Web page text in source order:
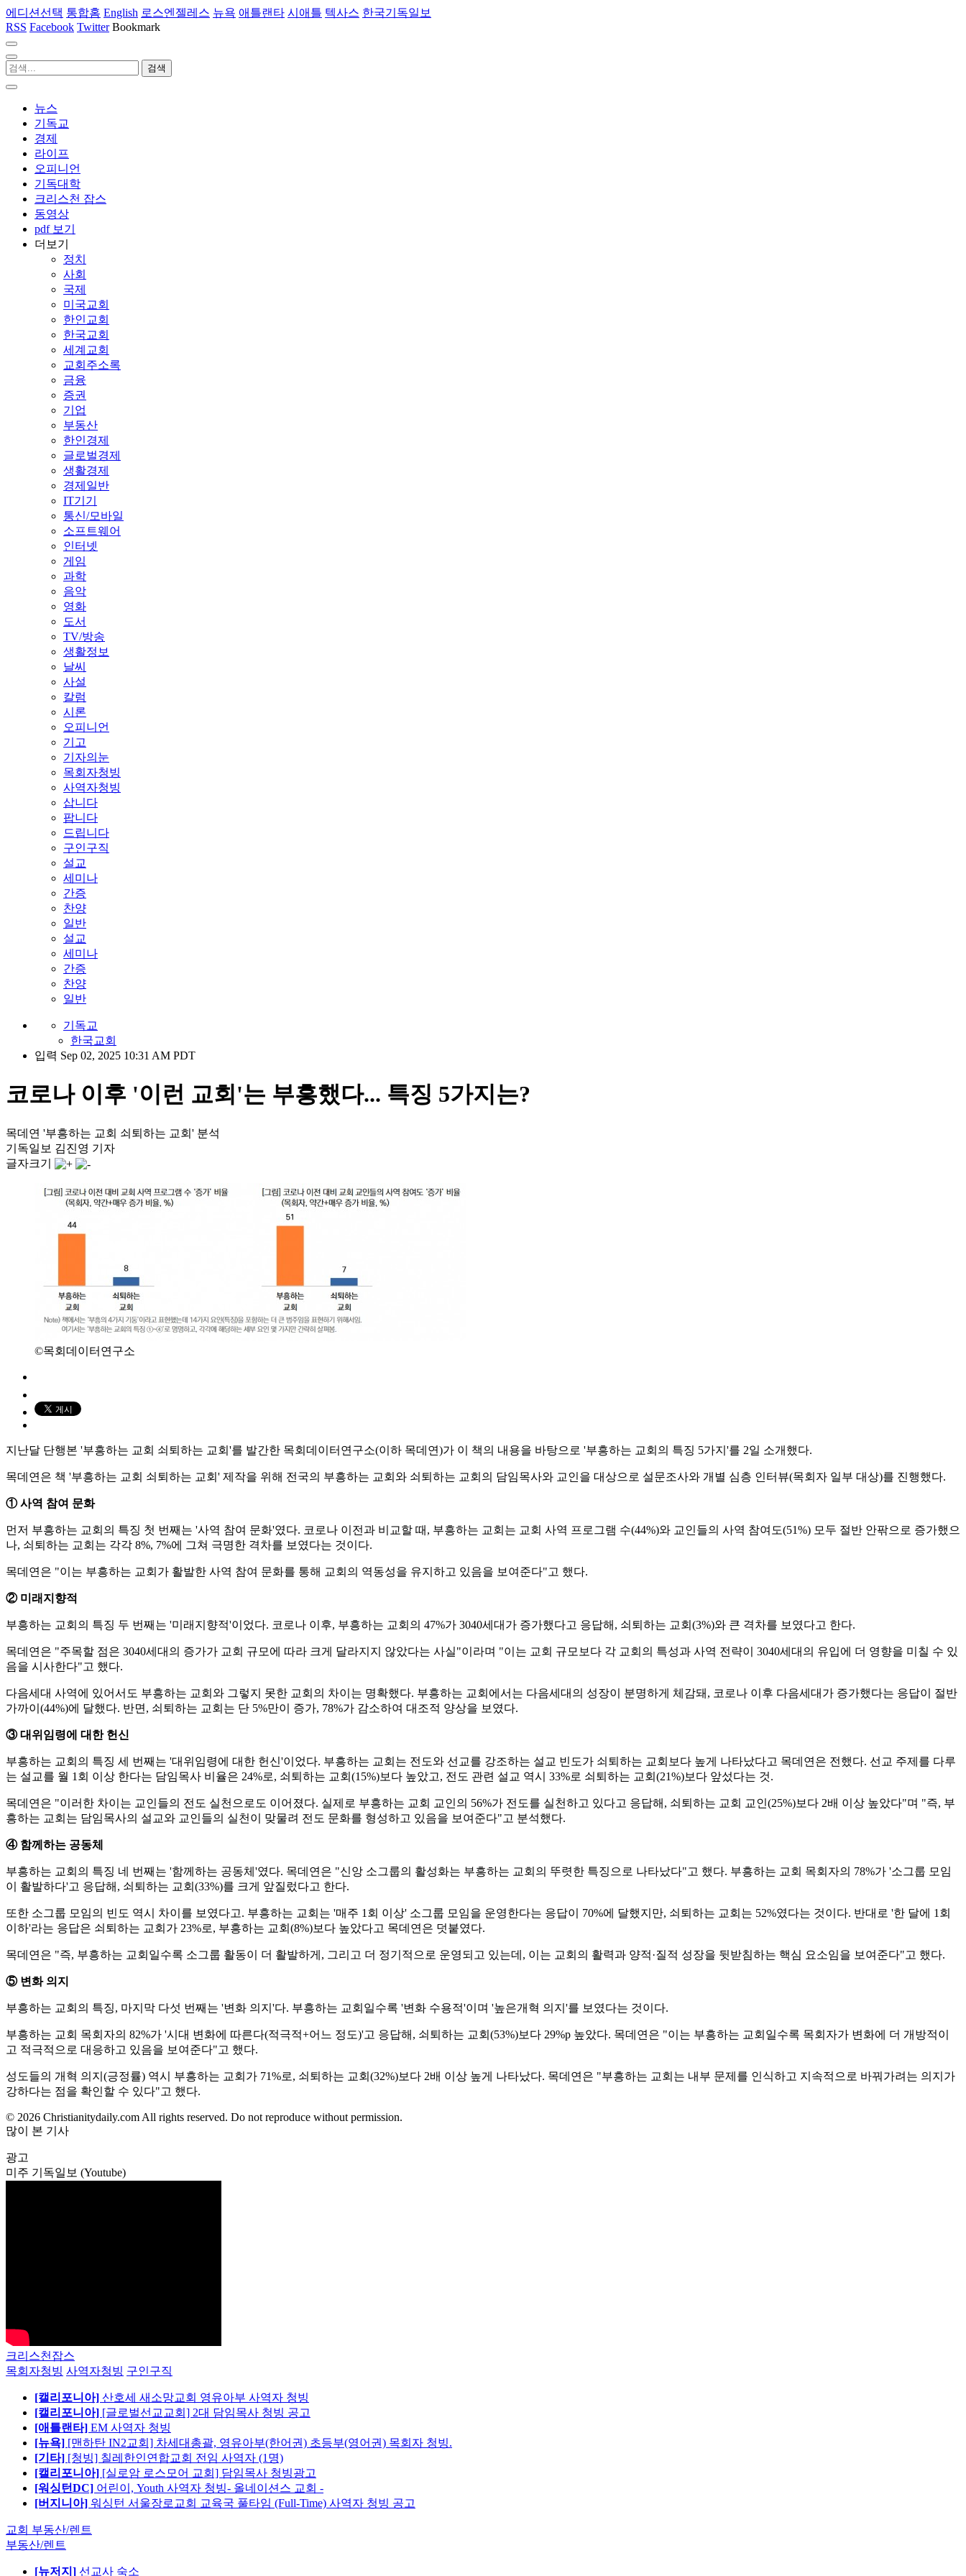
에디션선택 통합홈 English 로스엔젤레스 뉴욕 애틀랜타 시애틀 텍사스 한국기독일보
RSS Facebook Twitter Bookmark
뉴스
기독교
경제
라이프
오피니언
기독대학
크리스천 잡스
동영상
pdf 보기
더보기
정치
사회
국제
미국교회
한인교회
한국교회
세계교회
교회주소록
금융
증권
기업
부동산
한인경제
글로벌경제
생활경제
경제일반
IT기기
통신/모바일
소프트웨어
인터넷
게임
과학
음악
영화
도서
TV/방송
생활정보
날씨
사설
칼럼
시론
오피니언
기고
기자의눈
목회자청빙
사역자청빙
삽니다
팝니다
드립니다
구인구직
설교
세미나
간증
찬양
일반
설교
세미나
간증
찬양
일반
기독교
한국교회
입력 Sep 02, 2025 10:31 AM PDT
코로나 이후 '이런 교회'는 부흥했다... 특징 5가지는?
목데연 '부흥하는 교회 쇠퇴하는 교회' 분석
기독일보 김진영 기자
글자크기
©목회데이터연구소
지난달 단행본 '부흥하는 교회 쇠퇴하는 교회'를 발간한 목회데이터연구소(이하 목데연)가 이 책의 내용을 바탕으로 '부흥하는 교회의 특징 5가지'를 2일 소개했다.
목데연은 책 '부흥하는 교회 쇠퇴하는 교회' 제작을 위해 전국의 부흥하는 교회와 쇠퇴하는 교회의 담임목사와 교인을 대상으로 설문조사와 개별 심층 인터뷰(목회자 일부 대상)를 진행했다.
① 사역 참여 문화
먼저 부흥하는 교회의 특징 첫 번째는 '사역 참여 문화'였다. 코로나 이전과 비교할 때, 부흥하는 교회는 교회 사역 프로그램 수(44%)와 교인들의 사역 참여도(51%) 모두 절반 안팎으로 증가했으
나, 쇠퇴하는 교회는 각각 8%, 7%에 그쳐 극명한 격차를 보였다는 것이다.
목데연은 "이는 부흥하는 교회가 활발한 사역 참여 문화를 통해 교회의 역동성을 유지하고 있음을 보여준다"고 했다.
② 미래지향적
부흥하는 교회의 특징 두 번째는 '미래지향적'이었다. 코로나 이후, 부흥하는 교회의 47%가 3040세대가 증가했다고 응답해, 쇠퇴하는 교회(3%)와 큰 격차를 보였다고 한다.
목데연은 "주목할 점은 3040세대의 증가가 교회 규모에 따라 크게 달라지지 않았다는 사실"이라며 "이는 교회 규모보다 각 교회의 특성과 사역 전략이 3040세대의 유입에 더 영향을 미칠 수 있
음을 시사한다"고 했다.
다음세대 사역에 있어서도 부흥하는 교회와 그렇지 못한 교회의 차이는 명확했다. 부흥하는 교회에서는 다음세대의 성장이 분명하게 체감돼, 코로나 이후 다음세대가 증가했다는 응답이 절반
가까이(44%)에 달했다. 반면, 쇠퇴하는 교회는 단 5%만이 증가, 78%가 감소하여 대조적 양상을 보였다.
③ 대위임령에 대한 헌신
부흥하는 교회의 특징 세 번째는 '대위임령에 대한 헌신'이었다. 부흥하는 교회는 전도와 선교를 강조하는 설교 빈도가 쇠퇴하는 교회보다 높게 나타났다고 목데연은 전했다. 선교 주제를 다루
는 설교를 월 1회 이상 한다는 담임목사 비율은 24%로, 쇠퇴하는 교회(15%)보다 높았고, 전도 관련 설교 역시 33%로 쇠퇴하는 교회(21%)보다 앞섰다는 것.
목데연은 "이러한 차이는 교인들의 전도 실천으로도 이어졌다. 실제로 부흥하는 교회 교인의 56%가 전도를 실천하고 있다고 응답해, 쇠퇴하는 교회 교인(25%)보다 2배 이상 높았다"며 "즉, 부
흥하는 교회는 담임목사의 설교와 교인들의 실천이 맞물려 전도 문화를 형성하고 있음을 보여준다"고 분석했다.
④ 함께하는 공동체
부흥하는 교회의 특징 네 번째는 '함께하는 공동체'였다. 목데연은 "신앙 소그룹의 활성화는 부흥하는 교회의 뚜렷한 특징으로 나타났다"고 했다. 부흥하는 교회 목회자의 78%가 '소그룹 모임
이 활발하다'고 응답해, 쇠퇴하는 교회(33%)를 크게 앞질렀다고 한다.
또한 소그룹 모임의 빈도 역시 차이를 보였다고. 부흥하는 교회는 '매주 1회 이상' 소그룹 모임을 운영한다는 응답이 70%에 달했지만, 쇠퇴하는 교회는 52%였다는 것이다. 반대로 '한 달에 1회
이하'라는 응답은 쇠퇴하는 교회가 23%로, 부흥하는 교회(8%)보다 높았다고 목데연은 덧붙였다.
목데연은 "즉, 부흥하는 교회일수록 소그룹 활동이 더 활발하게, 그리고 더 정기적으로 운영되고 있는데, 이는 교회의 활력과 양적·질적 성장을 뒷받침하는 핵심 요소임을 보여준다"고 했다.
⑤ 변화 의지
부흥하는 교회의 특징, 마지막 다섯 번째는 '변화 의지'다. 부흥하는 교회일수록 '변화 수용적'이며 '높은개혁 의지'를 보였다는 것이다.
부흥하는 교회 목회자의 82%가 '시대 변화에 따른다(적극적+어느 정도)'고 응답해, 쇠퇴하는 교회(53%)보다 29%p 높았다. 목데연은 "이는 부흥하는 교회일수록 목회자가 변화에 더 개방적이
고 적극적으로 대응하고 있음을 보여준다"고 했다.
성도들의 개혁 의지(긍정률) 역시 부흥하는 교회가 71%로, 쇠퇴하는 교회(32%)보다 2배 이상 높게 나타났다. 목데연은 "부흥하는 교회는 내부 문제를 인식하고 지속적으로 바꿔가려는 의지가
강하다는 점을 확인할 수 있다"고 했다.
© 2026 Christianitydaily.com All rights reserved. Do not reproduce without permission.
많이 본 기사
광고
미주 기독일보 (Youtube)
크리스천잡스
목회자청빙 사역자청빙 구인구직
[캘리포니아] 산호세 새소망교회 영유아부 사역자 청빙
[캘리포니아] [글로벌선교교회] 2대 담임목사 청빙 공고
[애틀랜타] EM 사역자 청빙
[뉴욕] [맨하탄 IN2교회] 차세대총괄, 영유아부(한어권) 초등부(영어권) 목회자 청빙.
[기타] [청빙] 칠레한인연합교회 전임 사역자 (1명)
[캘리포니아] [실로암 로스모어 교회] 담임목사 청빙광고
[워싱턴DC] 어린이, Youth 사역자 청빙- 올네이션스 교회 -
[버지니아] 워싱턴 서울장로교회 교육국 풀타임 (Full-Time) 사역자 청빙 공고
교회 부동산/렌트
부동산/렌트
[뉴저지] 선교사 숙소